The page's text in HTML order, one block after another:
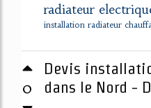
radiateur
installation radiateur
0
Devis
dans le Nord -